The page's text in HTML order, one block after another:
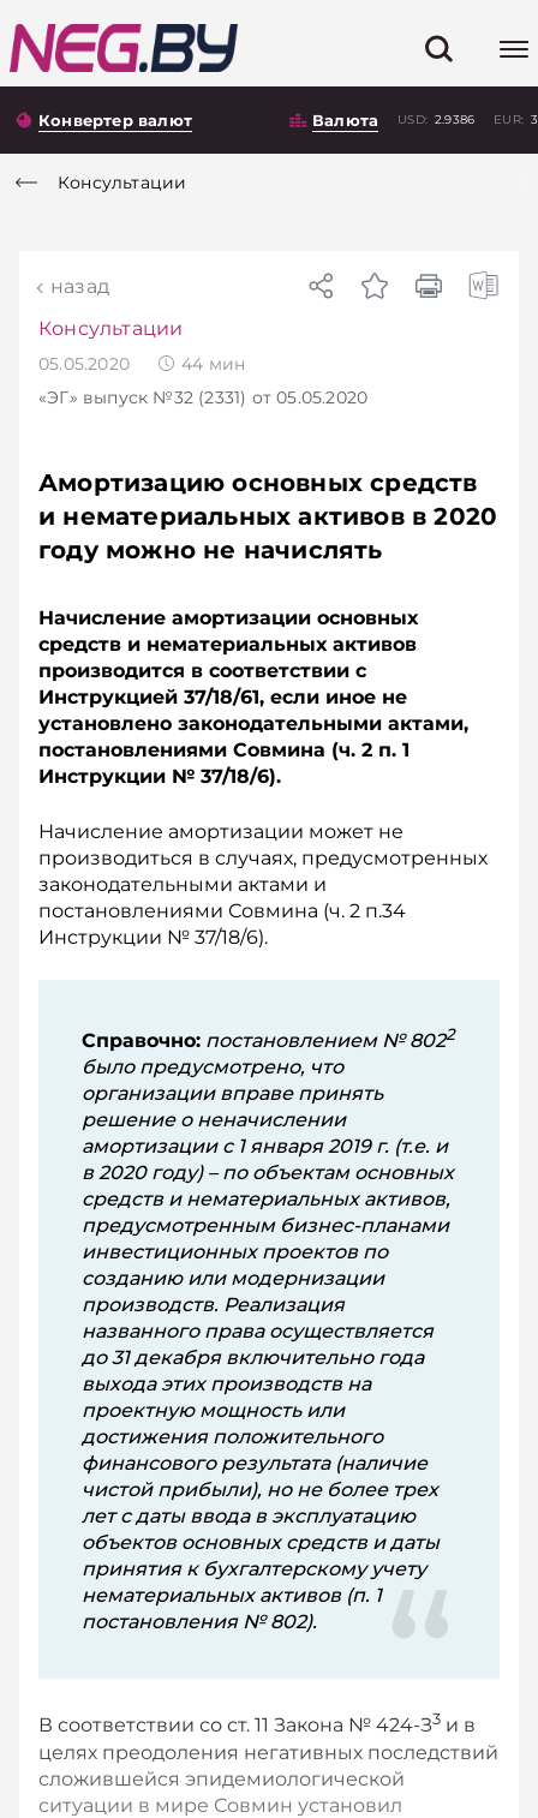
Конвертер валют Валюта USD: 2.9386 EUR:
Консультации
назад
Консультации
05.05.2020 44 мин
«ЭГ» выпуск №32 (2331) от 05.05.2020
Амортизацию основных средств
и нематериальных активов в 2020
году можно не начислять
Начисление амортизации основных
средств и нематериальных активов
производится в соответствии с
Инструкцией 37/18/61, если иное не
установлено законодательными актами,
постановлениями Совмина (ч. 2 п. 1
Инструкции № 37/18/6).
Начисление амортизации может не
производиться в случаях, предусмотренных
законодательными актами и
постановлениями Совмина (ч. 2 п.34
Инструкции № 37/18/6).
Справочно: постановлением № 8022
было предусмотрено, что
организации вправе принять
решение о неначислении
амортизации с 1 января 2019 г. (т.е. и
в 2020 году) – по объектам основных
средств и нематериальных активов,
предусмотренным бизнес-планами
инвестиционных проектов по
созданию или модернизации
производств. Реализация
названного права осуществляется
до 31 декабря включительно года
выхода этих производств на
проектную мощность или
достижения положительного
финансового результата (наличие
чистой прибыли), но не более трех
лет с даты ввода в эксплуатацию
объектов основных средств и даты
принятия к бухгалтерскому учету
нематериальных активов (п. 1
постановления № 802).
В соответствии со ст. 11 Закона № 424-З3 и в
целях преодоления негативных последствий
сложившейся эпидемиологической
ситуации в мире Совмин установил